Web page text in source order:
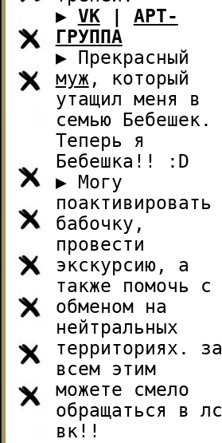
▶ VK| АРТ-
ГРУППА
▶ Прекрасный
муж , который
утащил меня в
семью Бебешек.
Теперь я
Бебешка!! :D
▶ Могу
поактивировать
бабочку,
провести
экскурсию, а
также помочь с
обменом на
нейтральных
территориях. за
всем этим
можете смело
обращаться в лс
вк!!